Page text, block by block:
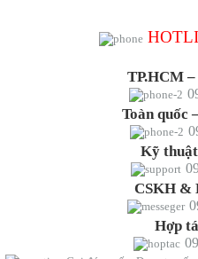
TP.HCM
Toàn quốc
Kỹ
CSKH &
Hợp